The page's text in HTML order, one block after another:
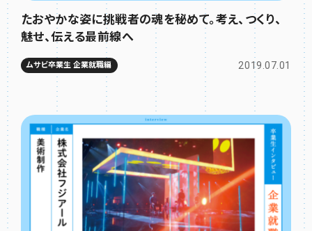
たおやかな姿に挑戦者の魂を秘めて。考え、つくり、
魅せ、伝える最前線へ
ムサビ卒業生 企業就職編 2019.07.01